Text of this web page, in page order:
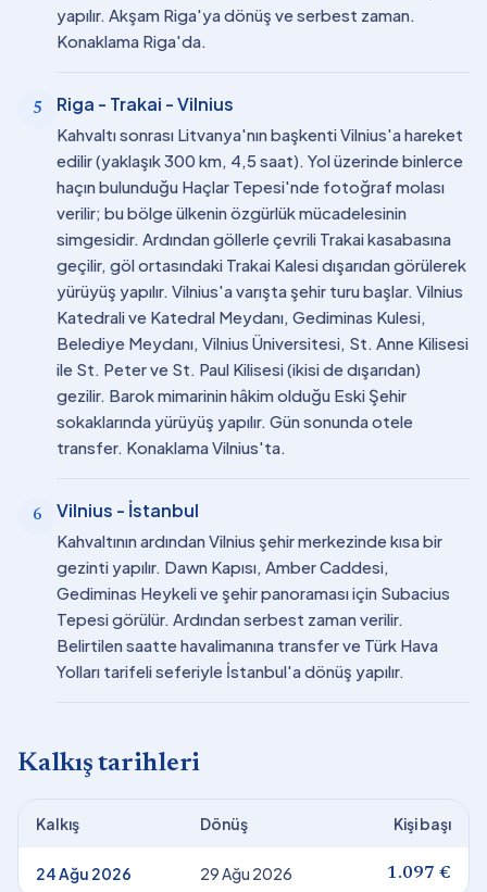
yapılır. Akşam Riga'ya dönüş ve serbest zaman.
Konaklama Riga'da.
5 Riga - Trakai - Vilnius
Kahvaltı sonrası Litvanya'nın başkenti Vilnius'a hareket
edilir (yaklaşık 300 km, 4,5 saat). Yol üzerinde binlerce
haçın bulunduğu Haçlar Tepesi'nde fotoğraf molası
verilir; bu bölge ülkenin özgürlük mücadelesinin
simgesidir. Ardından göllerle çevrili Trakai kasabasına
geçilir, göl ortasındaki Trakai Kalesi dışarıdan görülerek
yürüyüş yapılır. Vilnius'a varışta şehir turu başlar. Vilnius
Katedrali ve Katedral Meydanı, Gediminas Kulesi,
Belediye Meydanı, Vilnius Üniversitesi, St. Anne Kilisesi
ile St. Peter ve St. Paul Kilisesi (ikisi de dışarıdan)
gezilir. Barok mimarinin hâkim olduğu Eski Şehir
sokaklarında yürüyüş yapılır. Gün sonunda otele
transfer. Konaklama Vilnius'ta.
6 Vilnius - İstanbul
Kahvaltının ardından Vilnius şehir merkezinde kısa bir
gezinti yapılır. Dawn Kapısı, Amber Caddesi,
Gediminas Heykeli ve şehir panoraması için Subacius
Tepesi görülür. Ardından serbest zaman verilir.
Belirtilen saatte havalimanına transfer ve Türk Hava
Yolları tarifeli seferiyle İstanbul'a dönüş yapılır.
Kalkış tarihleri
Kalkış Dönüş Kişi başı
24 Ağu 2026 29 Ağu 2026 1.097 €